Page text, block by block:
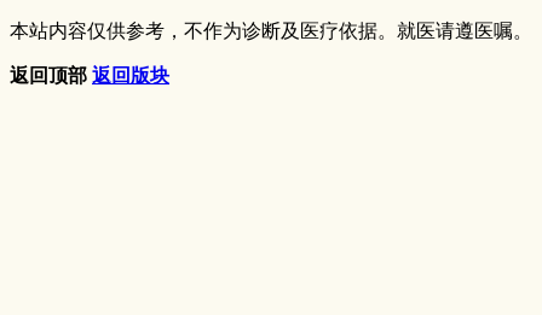
本站内容仅供参考，不作为诊断及医疗依据。就医请遵医嘱。
返回顶部 返回版块